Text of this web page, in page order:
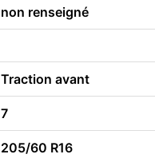
non renseigné
Traction avant
7
205/60 R16